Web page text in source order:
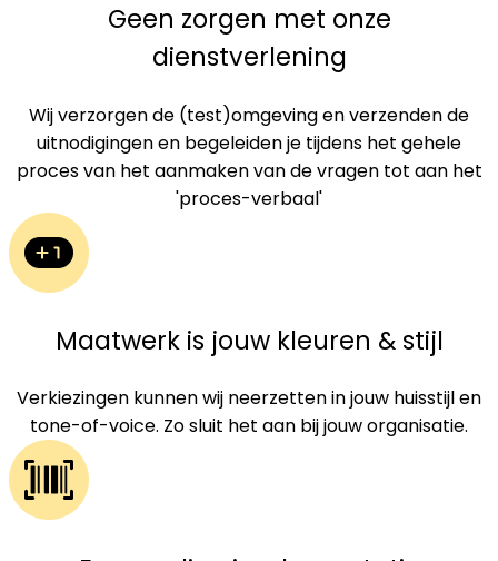
Geen zorgen met onze
dienstverlening
Wij verzorgen de (test)omgeving en verzenden de
uitnodigingen en begeleiden je tijdens het gehele
proces van het aanmaken van de vragen tot aan het
'proces-verbaal'
Maatwerk is jouw kleuren & stijl
Verkiezingen kunnen wij neerzetten in jouw huisstijl en
tone-of-voice. Zo sluit het aan bij jouw organisatie.